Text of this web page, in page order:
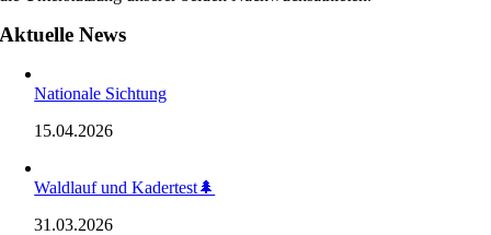
Aktuelle News
Nationale Sichtung
15.04.2026
Waldlauf und Kadertest🌲
31.03.2026